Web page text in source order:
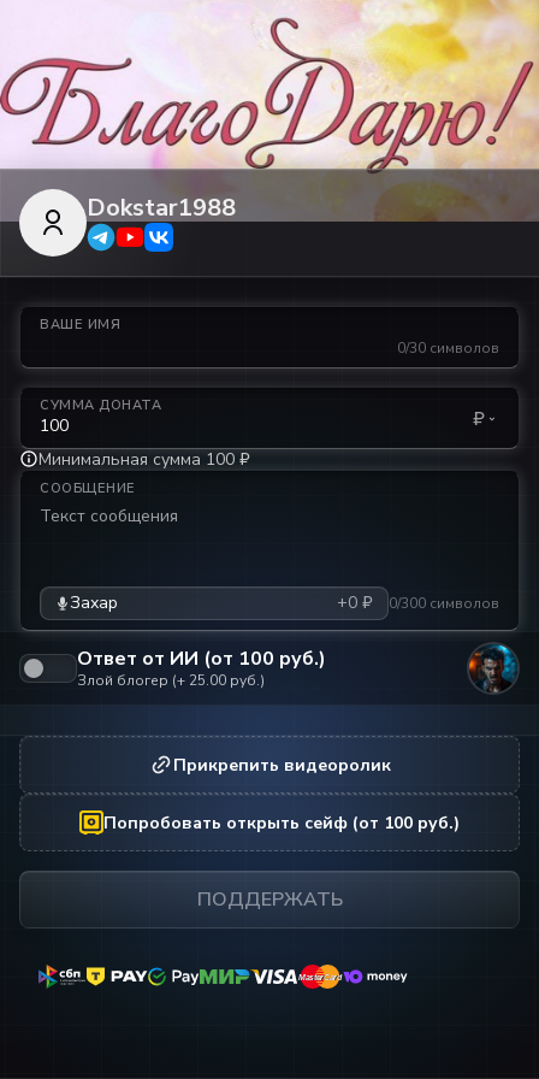
Dokstar1988
ВАШЕ ИМЯ
0/30 символов
СУММА ДОНАТА ₽
Минимальная сумма 100 ₽
СООБЩЕНИЕ
Захар +0 ₽ 0/300 символов
Ответ от ИИ (от 100 руб.)
Злой блогер (+ 25.00 руб.)
Прикрепить видеоролик
Попробовать открыть сейф (от 100 руб.)
ПОДДЕРЖАТЬ
MasterCard
MasterCard